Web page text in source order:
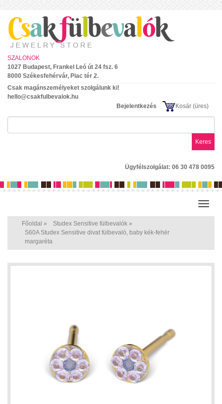
SZALONOK
1027 Budapest, Frankel Leó út 24 fsz. 6
8000 Székesfehérvár, Piac tér 2.
Csak magánszemélyeket szolgálunk ki!
hello@csakfulbevalok.hu
Bejelentkezés
Kosár (üres)
Keres
Ügyfélszolgálat: 06 30 478 0095
Főoldal » Studex Sensitive fülbevalók »
S60A Studex Sensitive divat fülbevaló, baby kék-fehér
margaréta